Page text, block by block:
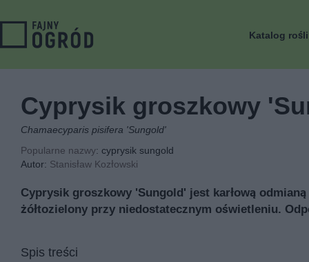
Katalog
Cyprysik groszkowy
Chamaecyparis pisifera 'Sungold'
Popularne nazwy: cyprysik sungold
Autor: Stanisław Kozłowski
Cyprysik groszkowy 'Sungold' jest karłową
żółtozielony przy niedostatecznym oświetleniu.
Spis treści